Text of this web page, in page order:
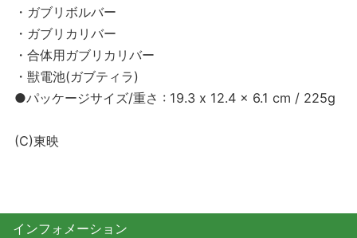
・ガブリボルバー
・ガブリカリバー
・合体用ガブリカリバー
・獣電池(ガブティラ)
●パッケージサイズ/重さ : 19.3 x 12.4 x 6.1 cm / 225g
(C)東映
インフォメーション